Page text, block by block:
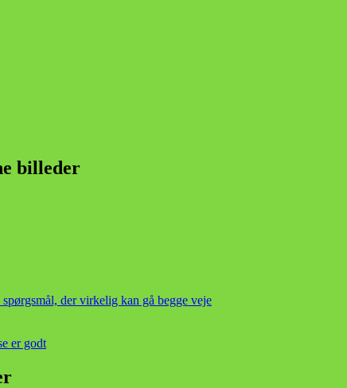
billeder
der virkelig kan gå begge veje
er godt